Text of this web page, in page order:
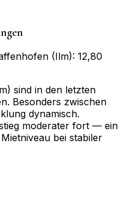
(Ilm): 12,80
sind in den letzten
Besonders zwischen
dynamisch.
moderater fort — ein
bei stabiler